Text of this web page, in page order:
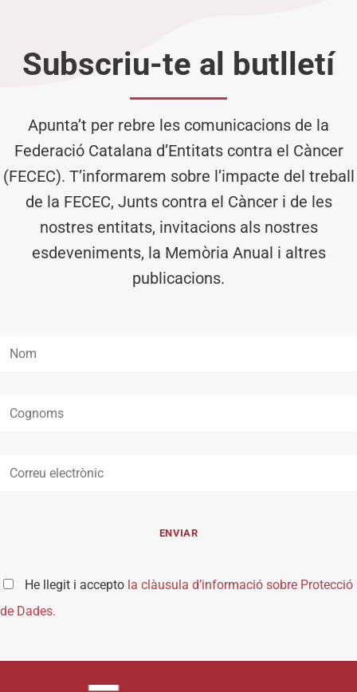
Subscriu-te al butlletí
Apunta’t per rebre les comunicacions de la
Federació Catalana d’Entitats contra el Càncer
(FECEC). T’informarem sobre l’impacte del treball
de la FECEC, Junts contra el Càncer i de les
nostres entitats, invitacions als nostres
esdeveniments, la Memòria Anual i altres
publicacions.
He llegit i accepto la clàusula d’informació sobre Protecció
de Dades.